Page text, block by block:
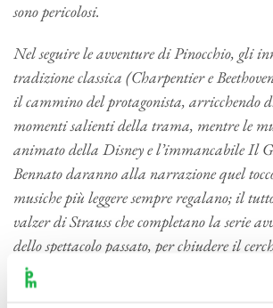
sono pericolosi.
Nel seguire le avventure di Pinocchio, gli
tradizione classica (Charpentier e
il cammino del protagonista, arricchendo
momenti salienti della trama, mentre le
animato della Disney e l’immancabile Il
Bennato daranno alla narrazione quel
musiche più leggere sempre regalano; il
valzer di Strauss che completano la serie
dello spettacolo passato, per chiudere il
gran bellezza!